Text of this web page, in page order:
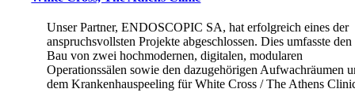
Unser Partner, ENDOSCOPIC SA, hat erfolgreich eines der
anspruchsvollsten Projekte abgeschlossen. Dies umfasste den
Bau von zwei hochmodernen, digitalen, modularen
Operationssälen sowie den dazugehörigen Aufwachräumen
dem Krankenhauspeeling für White Cross / The Athens